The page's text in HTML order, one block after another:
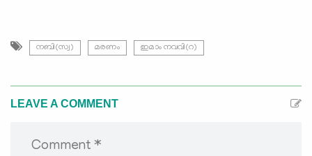
നബി(സ്വ) മരണം ഇമാം നവവി(റ)
LEAVE A COMMENT
Comment *